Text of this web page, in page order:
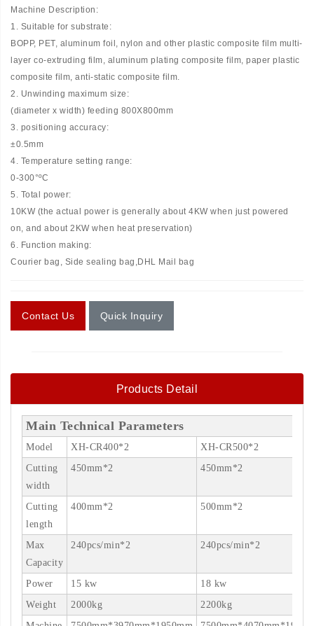
Machine Description:
1. Suitable for substrate:
BOPP, PET, aluminum foil, nylon and other plastic composite film multi-
layer co-extruding film, aluminum plating composite film, paper plastic
composite film, anti-static composite film.
2. Unwinding maximum size:
(diameter x width) feeding 800X800mm
3. positioning accuracy:
±0.5mm
4. Temperature setting range:
0-300°ºC
5. Total power:
10KW (the actual power is generally about 4KW when just powered
on, and about 2KW when heat preservation)
6. Function making:
Courier bag, Side sealing bag,DHL Mail bag
Contact Us Quick Inquiry
Products Detail
Main Technical Parameters
Model XH-CR400*2
XH-CR500*2
Cutting
width
450mm*2 450mm*2
Cutting
length
400mm*2 500mm*2
Max
Capacity
240pcs/min*2 240pcs/min*2
Power 15 kw
18 kw
Weight
2000kg
2200kg